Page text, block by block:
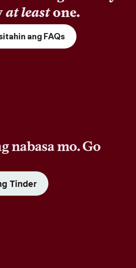
at leastone.
ang FAQs
nabasa mo. Go
Tinder